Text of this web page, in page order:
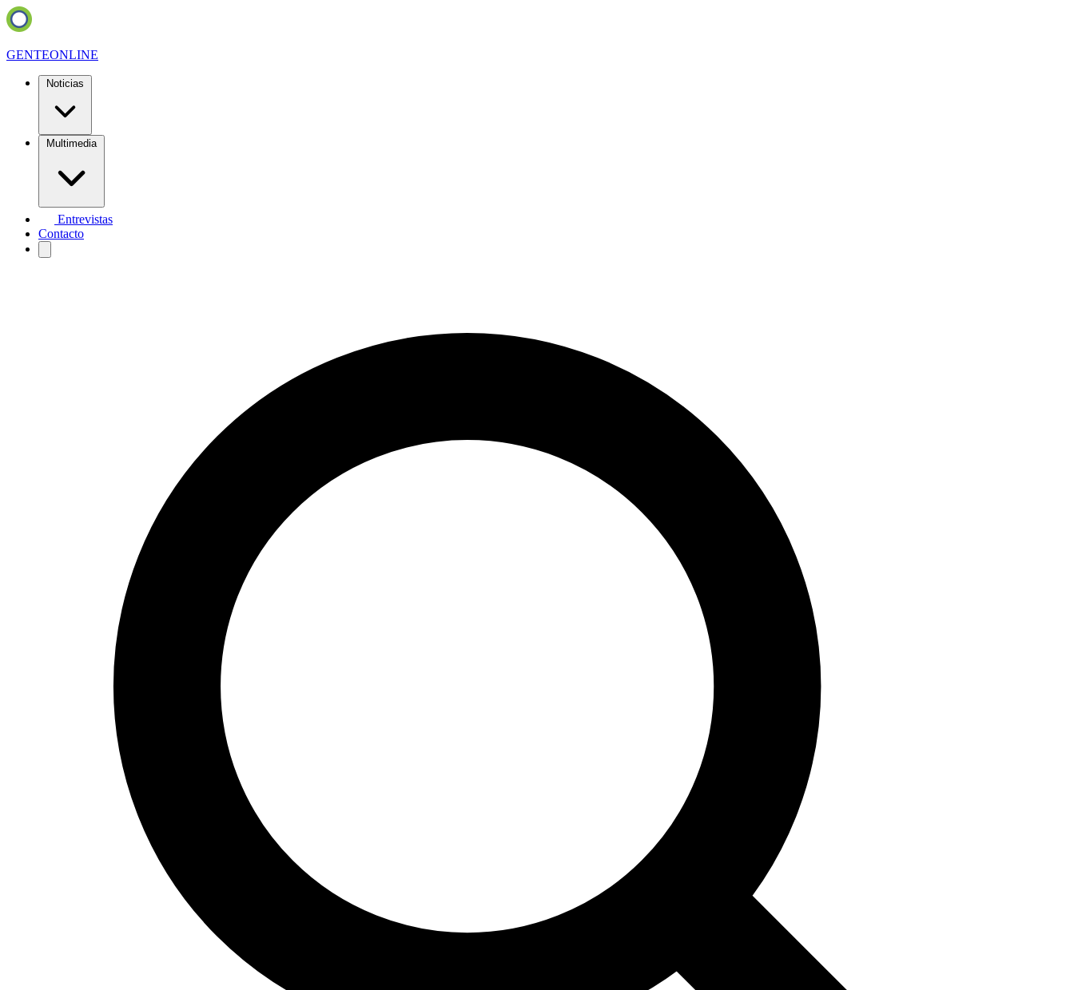
GENTEONLINE
Noticias
Multimedia
Entrevistas
Contacto